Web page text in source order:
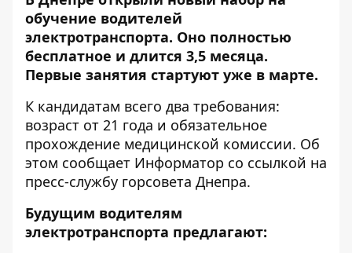
обучение водителей
электротранспорта. Оно полностью
бесплатное и длится 3,5 месяца.
Первые занятия стартуют уже в марте.
К кандидатам всего два требования:
возраст от 21 года и обязательное
прохождение медицинской комиссии. Об
этом сообщает Информатор со ссылкой на
пресс-службу горсовета Днепра.
Будущим водителям
электротранспорта предлагают: